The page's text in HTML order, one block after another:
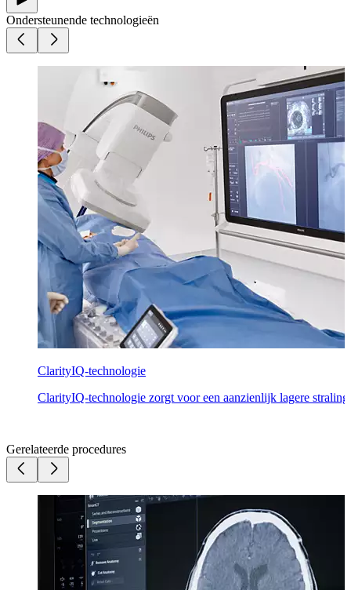
Ondersteunende technologieën
ClarityIQ-technologie
ClarityIQ-technologie zorgt voor een aanzienlijk lagere
Gerelateerde procedures